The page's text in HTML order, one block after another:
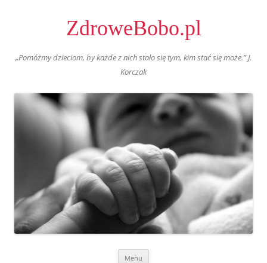
ZdroweBobo.pl
„Pomóżmy dzieciom, by każde z nich stało się tym, kim stać się może.” J.
Korczak
Menu